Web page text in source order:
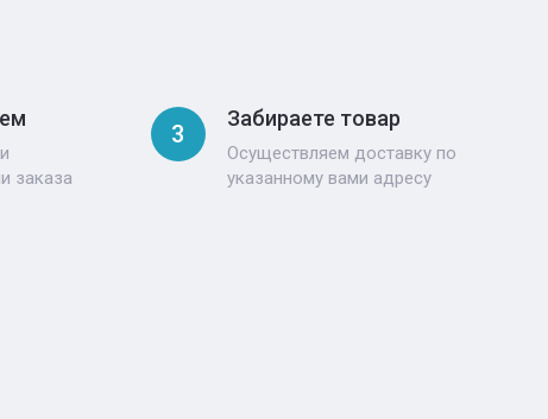
заказа
3
Забираете товар
Осуществляем доставку по
указанному вами адресу